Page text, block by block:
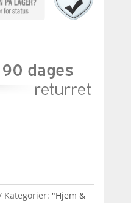
Kategorier: "Hjem &